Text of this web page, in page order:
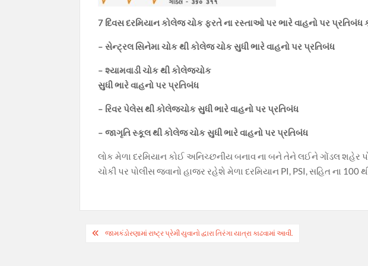
7 દિવસ દરમિયાન કોલેજ ચોક ફરતે ના રસ્તાઓ પર ભારે વાહનો પર
– સેન્ટ્રલ સિનેમા ચોક થી કોલેજ ચોક સુધી ભારે વાહનો પર પ્રતિબંધ
– શ્યામવાડી ચોક થી કોલેજચોક
સુધી ભારે વાહનો પર પ્રતિબંધ
– રિવર પેલેસ થી કોલેજચોક સુધી ભારે વાહનો પર પ્રતિબંધ
– જાગૃતિ સ્કૂલ થી કોલેજ ચોક સુધી ભારે વાહનો પર પ્રતિબંધ
લોક મેળા દરમિયાન કોઈ અનિચ્છનીય બનાવ ના બને તેને લઈને ગોંડલ શહેર
ચોકી પર પોલીસ જવાનો હાજર રહેશે મેળા દરમિયાન PI, PSI, સહિત ના
Postજામકંડોરણામાં રાષ્ટ્ર પ્રેમી યુવાનો દ્વારા તિરંગા યાત્રા કાઢવામાં આવી.